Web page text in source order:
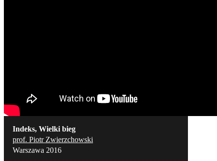
Indeks, Wielki bieg
prof. Piotr Zwierzchowski
Warszawa 2016